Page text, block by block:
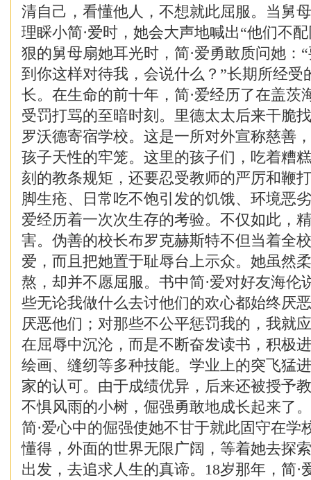
清自己，看懂他人，不想就此屈服。当舅
理睬小简·爱时，她会大声地喊出“他们不
狠的舅母扇她耳光时，简·爱勇敢质问她：
到你这样对待我，会说什么？”长期所经受
长。在生命的前十年，简·爱经历了在盖茨
受罚打骂的至暗时刻。里德太太后来干脆
罗沃德寄宿学校。这是一所对外宣称慈善
孩子天性的牢笼。这里的孩子们，吃着糟
刻的教条规矩，还要忍受教师的严厉和鞭
脚生疮、日常吃不饱引发的饥饿、环境恶
爱经历着一次次生存的考验。不仅如此，
害。伪善的校长布罗克赫斯特不但当着全
爱，而且把她置于耻辱台上示众。她虽然
熬，却并不愿屈服。书中简·爱对好友海伦
些无论我做什么去讨他们的欢心都始终厌
厌恶他们；对那些不公平惩罚我的，我就
在屈辱中沉沦，而是不断奋发读书，积极
绘画、缝纫等多种技能。学业上的突飞猛
家的认可。由于成绩优异，后来还被授予
不惧风雨的小树，倔强勇敢地成长起来了
简·爱心中的倔强使她不甘于就此固守在学
懂得，外面的世界无限广阔，等着她去探
出发，去追求人生的真谛。18岁那年，简·